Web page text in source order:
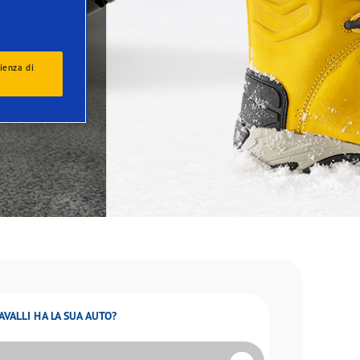
HA LA SUA AUTO?
di